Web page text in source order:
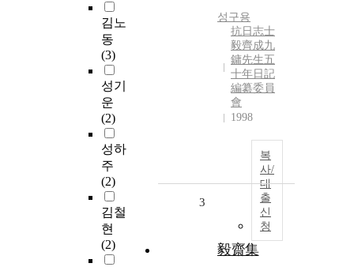
김노
동
(3)
성기
운
(2)
성하
주
(2)
김철
현
(2)
성구용
抗日志士
毅齊成九
鏞先生五
十年日記
編纂委員
會
1998
복
사/
대
출
신
청
3
毅齋集